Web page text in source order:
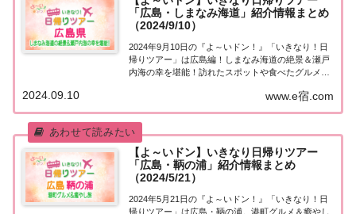
「広島・しまなみ海道」紹介情報まとめ
（2024/9/10）
2024年9月10日の『よ～いドン！』「いきなり！日
帰りツアー」は広島編！しまなみ海道の絶景＆瀬戸
内海の幸を堪能！訪れたスポットや食べたグルメな
りツアー麒麟・田村さんが街行く人にいきなり声を
かけ、そのまま日帰りツアーにご招待する『いき...
www.e宿.com
2024.09.10
【よ～いドン】いきなり日帰りツアー
「広島・鞆の浦」紹介情報まとめ
（2024/5/21）
2024年5月21日の『よ～いドン！』「いきなり！日
帰りツアー」は広島・鞆の浦。港町グルメ＆癒やし